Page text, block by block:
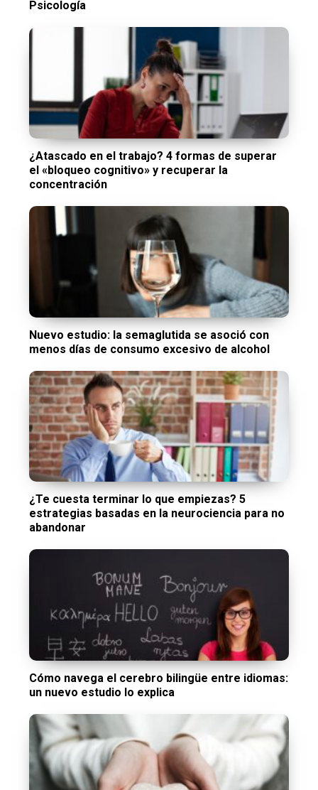
Psicología
¿Atascado en el trabajo? 4 formas de superar
el «bloqueo cognitivo» y recuperar la
concentración
Nuevo estudio: la semaglutida se asoció con
menos días de consumo excesivo de alcohol
¿Te cuesta terminar lo que empiezas? 5
estrategias basadas en la neurociencia para no
abandonar
Cómo navega el cerebro bilingüe entre idiomas:
un nuevo estudio lo explica